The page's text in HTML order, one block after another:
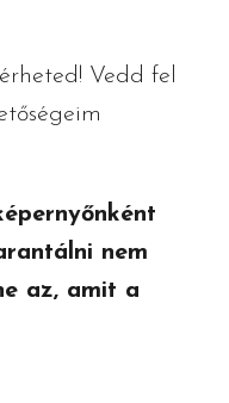
Vedd fel
nem
az, amit a